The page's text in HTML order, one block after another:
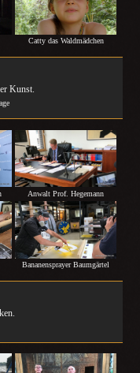
Catty das Waldmädchen
Kunst.
Anwalt Prof. Hegemann
Bananensprayer Baumgärtel